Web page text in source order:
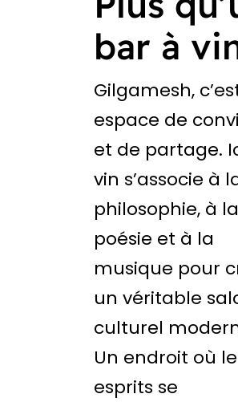
bar à
Gilgamesh,
espace de
et de partage.
vin s’associe à
philosophie, à la
poésie et à la
musique pour
un véritable
culturel
Un endroit où
esprits se